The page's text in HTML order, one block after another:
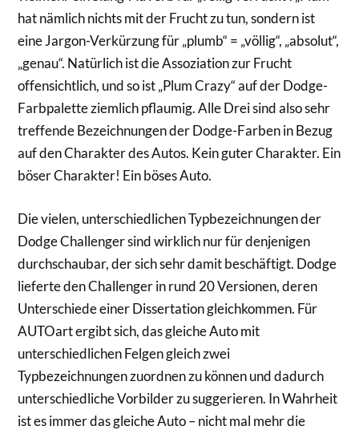
hat nämlich nichts mit der Frucht zu tun, sondern ist
eine Jargon-Verkürzung für „plumb“ = „völlig“, „absolut“,
„genau“. Natürlich ist die Assoziation zur Frucht
offensichtlich, und so ist „Plum Crazy“ auf der Dodge-
Farbpalette ziemlich pflaumig. Alle Drei sind also sehr
treffende Bezeichnungen der Dodge-Farben in Bezug
auf den Charakter des Autos. Kein guter Charakter. Ein
böser Charakter! Ein böses Auto.
Die vielen, unterschiedlichen Typbezeichnungen der
Dodge Challenger sind wirklich nur für denjenigen
durchschaubar, der sich sehr damit beschäftigt. Dodge
lieferte den Challenger in rund 20 Versionen, deren
Unterschiede einer Dissertation gleichkommen. Für
AUTOart ergibt sich, das gleiche Auto mit
unterschiedlichen Felgen gleich zwei
Typbezeichnungen zuordnen zu können und dadurch
unterschiedliche Vorbilder zu suggerieren. In Wahrheit
ist es immer das gleiche Auto – nicht mal mehr die